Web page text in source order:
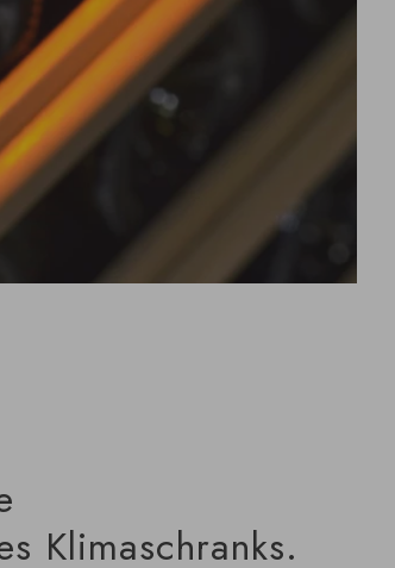
Klimaschranks.